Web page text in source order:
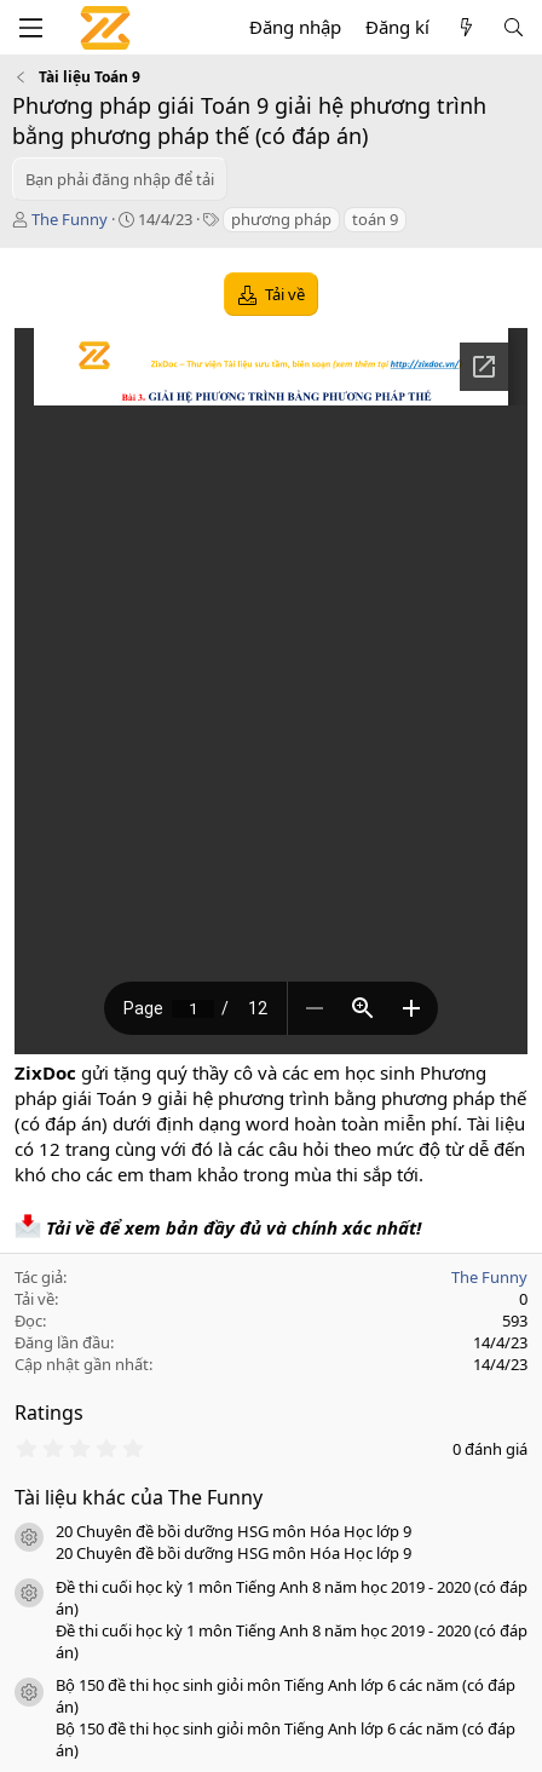
Đăng nhập Đăng kí
Tài liệu Toán 9
Phương pháp giái Toán 9 giải hệ phương trình
bằng phương pháp thế (có đáp án)
Bạn phải đăng nhập để tải
T
ả
The Funny
C
d
14/4/23
T
s
phương pháp toán 9
Tải về
ZixDoc gửi tặng quý thầy cô và các em học sinh Phương
pháp giái Toán 9 giải hệ phương trình bằng phương pháp thế
(có đáp án) dưới định dạng word hoàn toàn miễn phí. Tài liệu
có 12 trang cùng với đó là các câu hỏi theo mức độ từ dễ đến
khó cho các em tham khảo trong mùa thi sắp tới.
Tải về để xem bản đầy đủ và chính xác nhất!
Tác giả
The Funny
Tải về
0
Đọc
593
Đăng lần đầu
14/4/23
Cập nhật gần nhất
14/4/23
Ratings
0
0
s
a
o
0 đánh giá
Tài liệu khác của The Funny
icon tài liệu
20 Chuyên đề bồi dưỡng HSG môn Hóa Học lớp 9
20 Chuyên đề bồi dưỡng HSG môn Hóa Học lớp 9
icon tài liệu
Đề thi cuối học kỳ 1 môn Tiếng Anh 8 năm học 2019 - 2020 (có đáp
án)
Đề thi cuối học kỳ 1 môn Tiếng Anh 8 năm học 2019 - 2020 (có đáp
án)
icon tài liệu
Bộ 150 đề thi học sinh giỏi môn Tiếng Anh lớp 6 các năm (có đáp
án)
Bộ 150 đề thi học sinh giỏi môn Tiếng Anh lớp 6 các năm (có đáp
án)